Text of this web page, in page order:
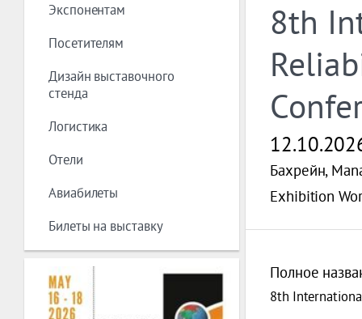
Экспонентам
Посетителям
Дизайн выставочного
стенда
Логистика
Отели
Авиабилеты
Билеты на выставку
8th
Бахрейн,
Exhibition
Полное
8th